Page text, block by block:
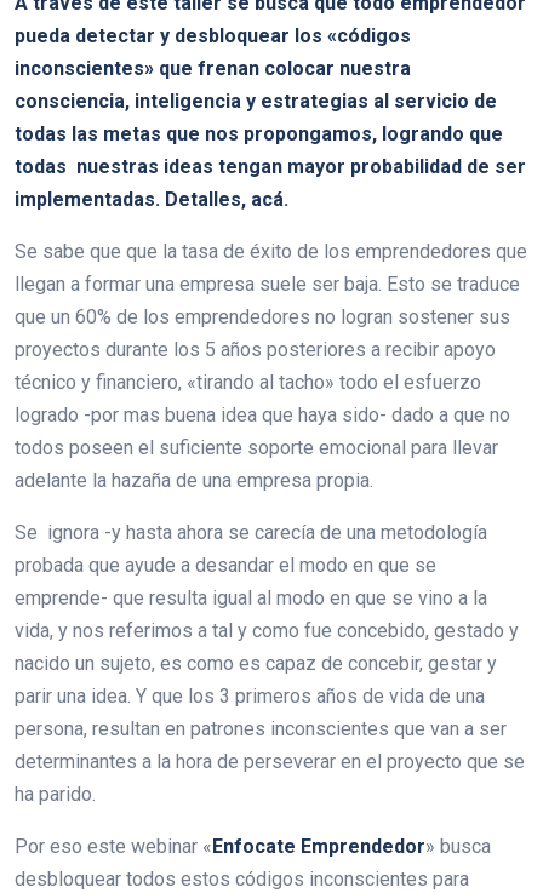
pueda detectar y desbloquear los «códigos
inconscientes» que frenan colocar nuestra
consciencia, inteligencia y estrategias al servicio de
todas las metas que nos propongamos, logrando que
todas nuestras ideas tengan mayor probabilidad de ser
implementadas. Detalles, acá.
Se sabe que que la tasa de éxito de los emprendedores que
llegan a formar una empresa suele ser baja. Esto se traduce
que un 60% de los emprendedores no logran sostener sus
proyectos durante los 5 años posteriores a recibir apoyo
técnico y financiero, «tirando al tacho» todo el esfuerzo
logrado -por mas buena idea que haya sido- dado a que no
todos poseen el suficiente soporte emocional para llevar
adelante la hazaña de una empresa propia.
Se ignora -y hasta ahora se carecía de una metodología
probada que ayude a desandar el modo en que se
emprende- que resulta igual al modo en que se vino a la
vida, y nos referimos a tal y como fue concebido, gestado y
nacido un sujeto, es como es capaz de concebir, gestar y
parir una idea. Y que los 3 primeros años de vida de una
persona, resultan en patrones inconscientes que van a ser
determinantes a la hora de perseverar en el proyecto que se
ha parido.
Por eso este webinar «Enfocate Emprendedor» busca
desbloquear todos estos códigos inconscientes para